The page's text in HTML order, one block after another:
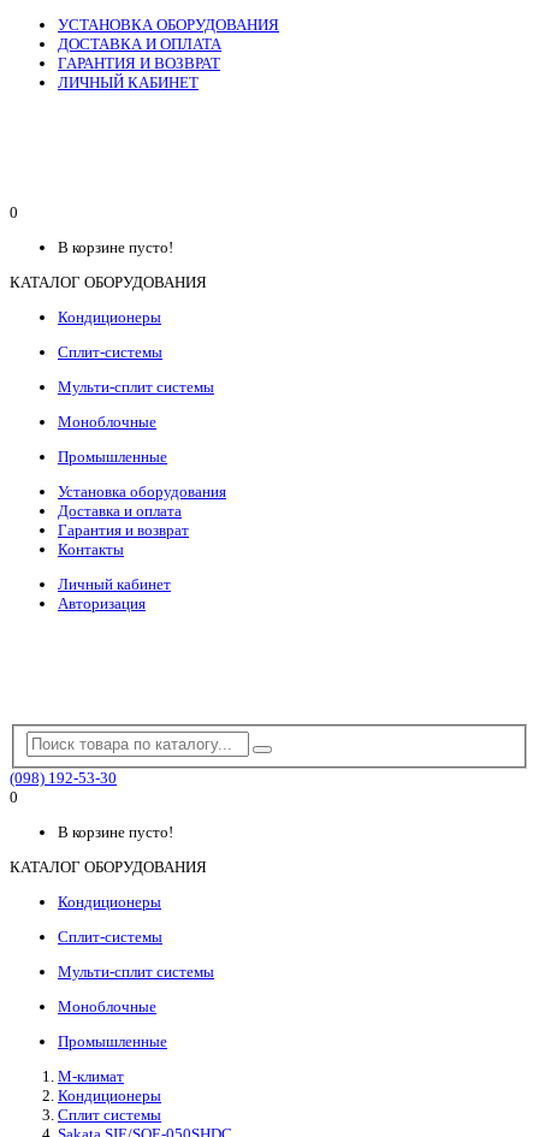
УСТАНОВКА ОБОРУДОВАНИЯ
ДОСТАВКА И ОПЛАТА
ГАРАНТИЯ И ВОЗВРАТ
ЛИЧНЫЙ КАБИНЕТ
0
В корзине пусто!
КАТАЛОГ ОБОРУДОВАНИЯ
Кондиционеры
Сплит-системы
Мульти-сплит системы
Моноблочные
Промышленные
Установка оборудования
Доставка и оплата
Гарантия и возврат
Контакты
Личный кабинет
Авторизация
(098) 192-53-30
0
В корзине пусто!
КАТАЛОГ ОБОРУДОВАНИЯ
Кондиционеры
Сплит-системы
Мульти-сплит системы
Моноблочные
Промышленные
М-климат
Кондиционеры
Сплит системы